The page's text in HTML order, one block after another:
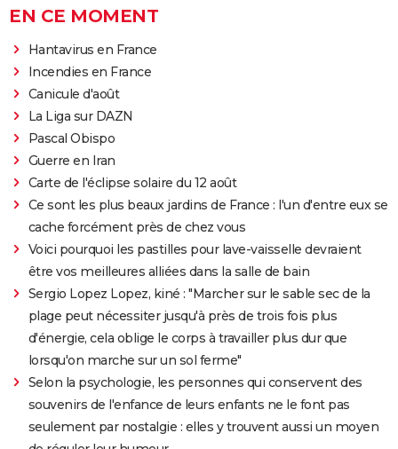
EN CE MOMENT
Hantavirus en France
Incendies en France
Canicule d'août
La Liga sur DAZN
Pascal Obispo
Guerre en Iran
Carte de l'éclipse solaire du 12 août
Ce sont les plus beaux jardins de France : l'un d'entre eux se
cache forcément près de chez vous
Voici pourquoi les pastilles pour lave-vaisselle devraient
être vos meilleures alliées dans la salle de bain
Sergio Lopez Lopez, kiné : "Marcher sur le sable sec de la
plage peut nécessiter jusqu'à près de trois fois plus
d'énergie, cela oblige le corps à travailler plus dur que
lorsqu'on marche sur un sol ferme"
Selon la psychologie, les personnes qui conservent des
souvenirs de l'enfance de leurs enfants ne le font pas
seulement par nostalgie : elles y trouvent aussi un moyen